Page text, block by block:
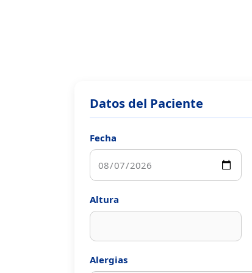
Datos del Paciente
Fecha
Altura
Alergias